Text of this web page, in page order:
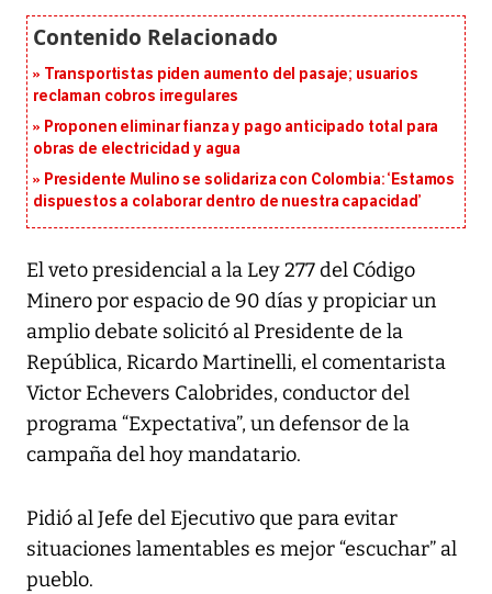
Transportistas piden aumento del pasaje; usuarios
reclaman cobros irregulares
Proponen eliminar fianza y pago anticipado total para
obras de electricidad y agua
Presidente Mulino se solidariza con Colombia: ‘Estamos
dispuestos a colaborar dentro de nuestra capacidad’
El veto presidencial a la Ley 277 del Código
Minero por espacio de 90 días y propiciar un
amplio debate solicitó al Presidente de la
República, Ricardo Martinelli, el comentarista
Victor Echevers Calobrides, conductor del
programa “Expectativa”, un defensor de la
campaña del hoy mandatario.
Pidió al Jefe del Ejecutivo que para evitar
situaciones lamentables es mejor “escuchar” al
pueblo.